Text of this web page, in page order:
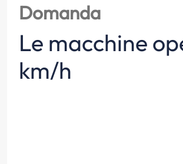
Domanda
Le macchine
km/h